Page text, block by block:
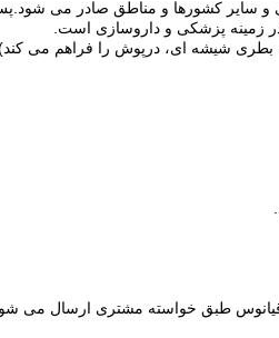
شیشه ای، درپوش را فراهم می